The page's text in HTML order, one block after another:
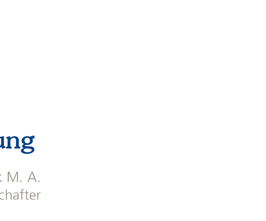
M. A.